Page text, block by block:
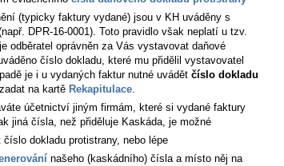
(typicky faktury vydané) jsou v KH uváděny s
DPR-16-0001). Toto pravidlo však neplatí u tzv.
odběratel oprávněn za Vás vystavovat daňové
číslo dokladu, které mu přidělil vystavovatel
je i u vydaných faktur nutné uvádět číslo dokladu
na kartě Rekapitulace.
účetnictví jiným firmám, které si vydané faktury
jiná čísla, než přiděluje Kaskáda, je možné
dokladu protistrany, nebo lépe
našeho (kaskádního) čísla a místo něj na